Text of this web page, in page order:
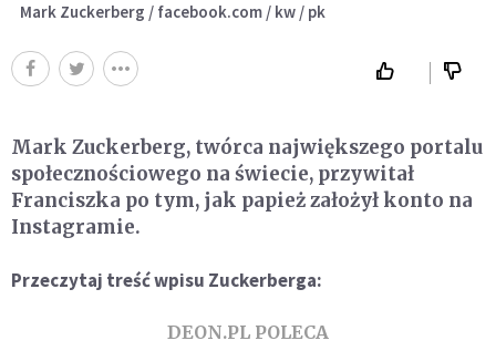
Mark Zuckerberg / facebook.com / kw / pk
Mark Zuckerberg, twórca największego portalu
społecznościowego na świecie, przywitał
Franciszka po tym, jak papież założył konto na
Instagramie.
Przeczytaj treść wpisu Zuckerberga:
DEON.PL POLECA